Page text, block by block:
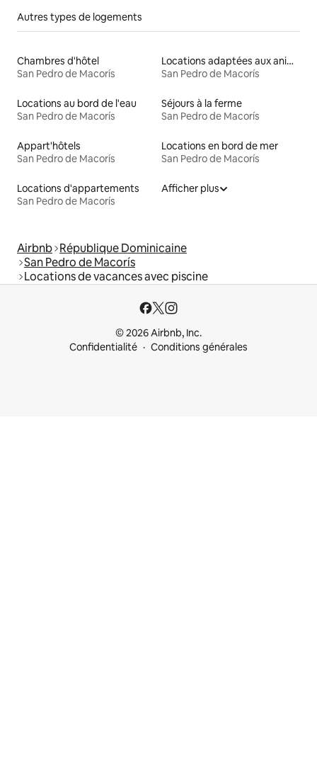
Autres types de logements
Chambres d'hôtel
San Pedro de Macorís
Locations adaptées aux animaux
San Pedro de Macorís
Locations au bord de l'eau
San Pedro de Macorís
Séjours à la ferme
San Pedro de Macorís
Appart'hôtels
San Pedro de Macorís
Locations en bord de mer
San Pedro de Macorís
Locations d'appartements
San Pedro de Macorís
Afficher plus
Airbnb République Dominicaine
San Pedro de Macorís
Locations de vacances avec piscine
© 2026 Airbnb, Inc.
Confidentialité
Conditions générales